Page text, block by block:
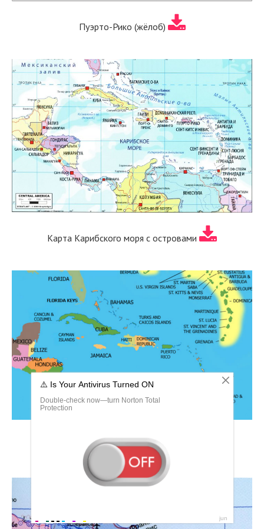
Пуэрто-Рико (жёлоб)
Карта Карибского моря с островами
Карта Карибского моря с островами